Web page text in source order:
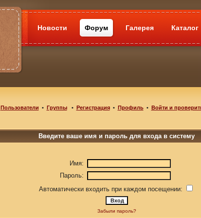
Новости Форум Галерея Каталог
Пользователи • Группы• Регистрация• Профиль• Войти и
Введите ваше имя и пароль для входа в систему
Имя:
Пароль:
Автоматически входить при каждом посещении:
Забыли пароль?